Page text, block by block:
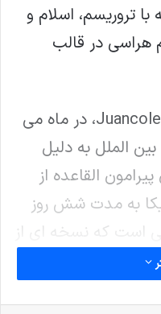
با تروریسم، اسلام و
هراسی در قالب
بر اساس گزارش سایت Juancole.com، در ماه می
بین الملل به دلیل
صفحه ای پیرامون القاعده از
به مدت شش روز
است که نسخه ای از
قابل خریداری بود.
و شورش با نام رود